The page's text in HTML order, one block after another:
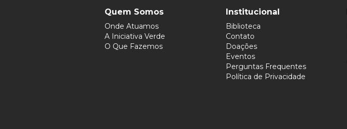
Quem Somos
Onde Atuamos
A Iniciativa Verde
O Que Fazemos
Institucional
Biblioteca
Contato
Doações
Eventos
Perguntas Frequentes
Política de Privacidade